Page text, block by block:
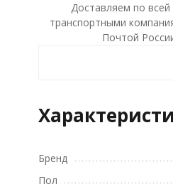
Доставляем по всей
транспортными
Почтой
Бренд
Пол